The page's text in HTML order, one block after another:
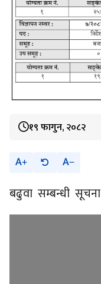
१९ फागुन, २०८२
A A
बढुवा सम्बन्धी सूचना